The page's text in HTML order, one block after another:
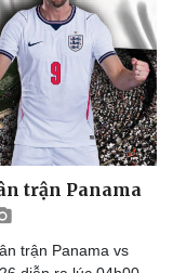
trận Panama
trận Panama vs